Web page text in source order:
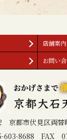
店舗案内
お問い
京都市伏見区両替
603-8688 FAX